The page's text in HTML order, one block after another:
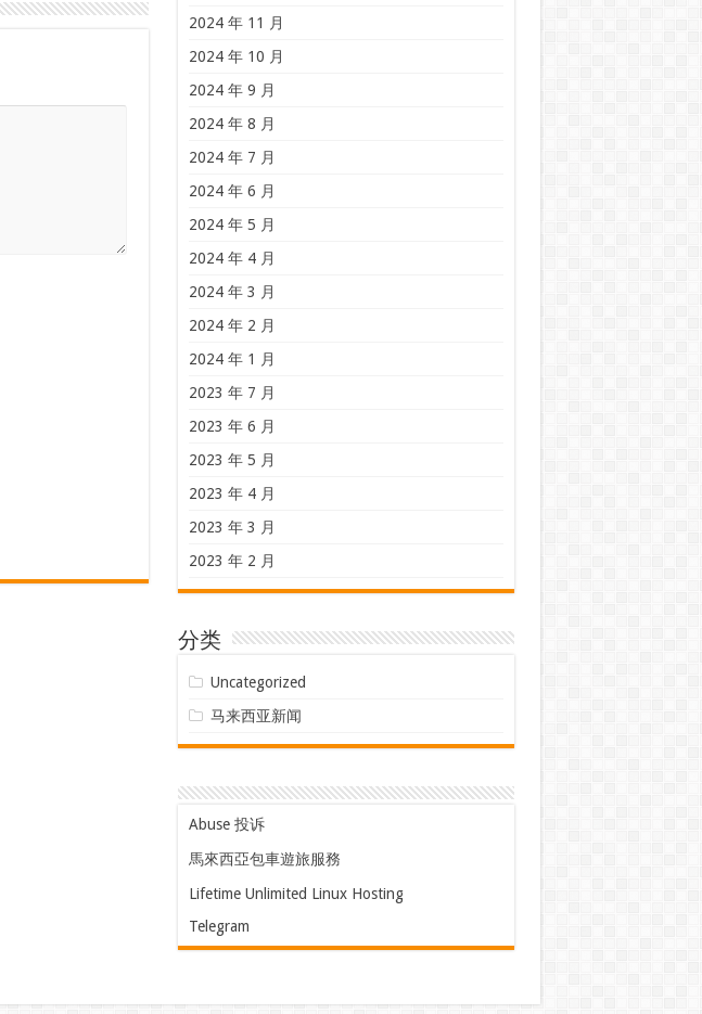
2024 年 11 月
2024 年 10 月
2024 年 9 月
2024 年 8 月
2024 年 7 月
2024 年 6 月
2024 年 5 月
2024 年 4 月
2024 年 3 月
2024 年 2 月
2024 年 1 月
2023 年 7 月
2023 年 6 月
2023 年 5 月
2023 年 4 月
2023 年 3 月
2023 年 2 月
分类
Uncategorized
马来西亚新闻
Abuse 投诉
馬來西亞包車遊旅服務
Lifetime Unlimited Linux Hosting
Telegram